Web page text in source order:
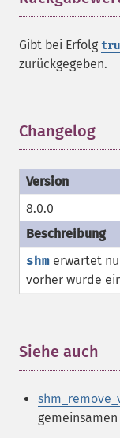
Gibt bei Erfolg
zurückgegeben.
Changelog
8.0.0
shm erwartet
vorher wurde
Siehe auch